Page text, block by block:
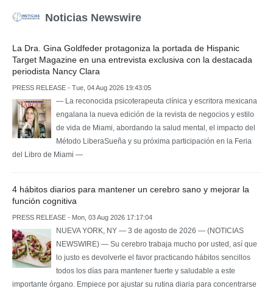
Noticias Newswire
La Dra. Gina Goldfeder protagoniza la portada de Hispanic
Target Magazine en una entrevista exclusiva con la destacada
periodista Nancy Clara
PRESS RELEASE - Tue, 04 Aug 2026 19:43:05
— La reconocida psicoterapeuta clínica y escritora mexicana
engalana la nueva edición de la revista de negocios y estilo
de vida de Miami, abordando la salud mental, el impacto del
Método LiberaSueña y su próxima participación en la Feria
del Libro de Miami —
4 hábitos diarios para mantener un cerebro sano y mejorar la
función cognitiva
PRESS RELEASE - Mon, 03 Aug 2026 17:17:04
NUEVA YORK, NY — 3 de agosto de 2026 — (NOTICIAS
NEWSWIRE) — Su cerebro trabaja mucho por usted, así que
lo justo es devolverle el favor practicando hábitos sencillos
todos los días para mantener fuerte y saludable a este
importante órgano. Empiece por ajustar su rutina diaria para concentrarse